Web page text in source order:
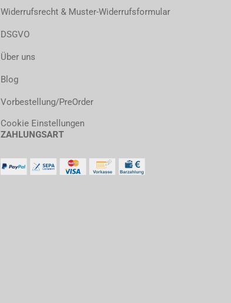
Widerrufsrecht & Muster-Widerrufsformular
DSGVO
Über uns
Blog
Vorbestellung/PreOrder
Cookie Einstellungen
ZAHLUNGSART